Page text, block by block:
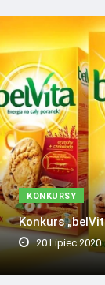
KONKURSY
Konkurs
20 Lipiec 2020